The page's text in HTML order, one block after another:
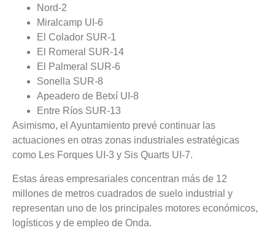
Nord-2
Miralcamp UI-6
El Colador SUR-1
El Romeral SUR-14
El Palmeral SUR-6
Sonella SUR-8
Apeadero de Betxí UI-8
Entre Ríos SUR-13
Asimismo, el Ayuntamiento prevé continuar las
actuaciones en otras zonas industriales estratégicas
como Les Forques UI-3 y Sis Quarts UI-7.
Estas áreas empresariales concentran más de 12
millones de metros cuadrados de suelo industrial y
representan uno de los principales motores económicos,
logísticos y de empleo de Onda.